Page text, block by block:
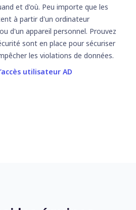
et d'où. Peu importe que les
à partir d'un ordinateur
d'un appareil personnel. Prouvez
sont en place pour sécuriser
les violations de données.
utilisateur AD